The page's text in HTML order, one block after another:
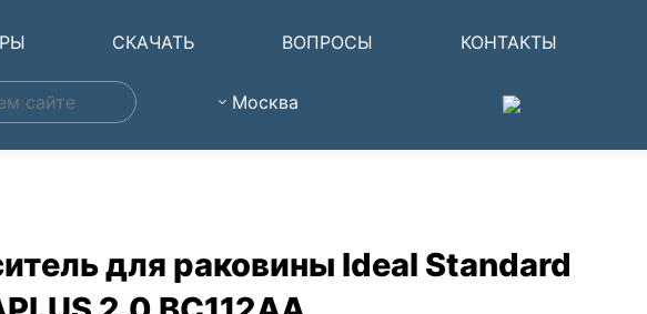
СКАЧАТЬ ВОПРОСЫ КОНТАКТЫ
Москва
для раковины Ideal Standard